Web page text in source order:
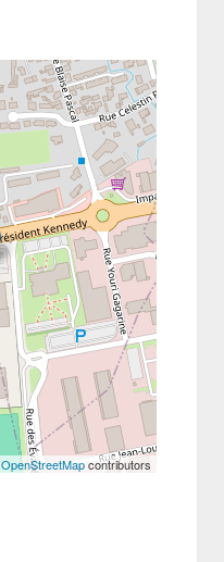
OpenStreetMapcontributors